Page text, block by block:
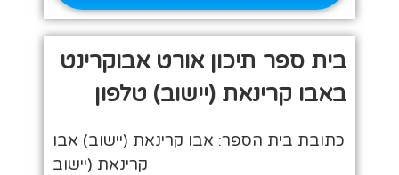
בית ספר תיכון אורט אבוקרינט
באבו קרינאת (יישוב) טלפון
כתובת בית הספר: אבו קרינאת (יישוב) אבו
קרינאת (יישוב